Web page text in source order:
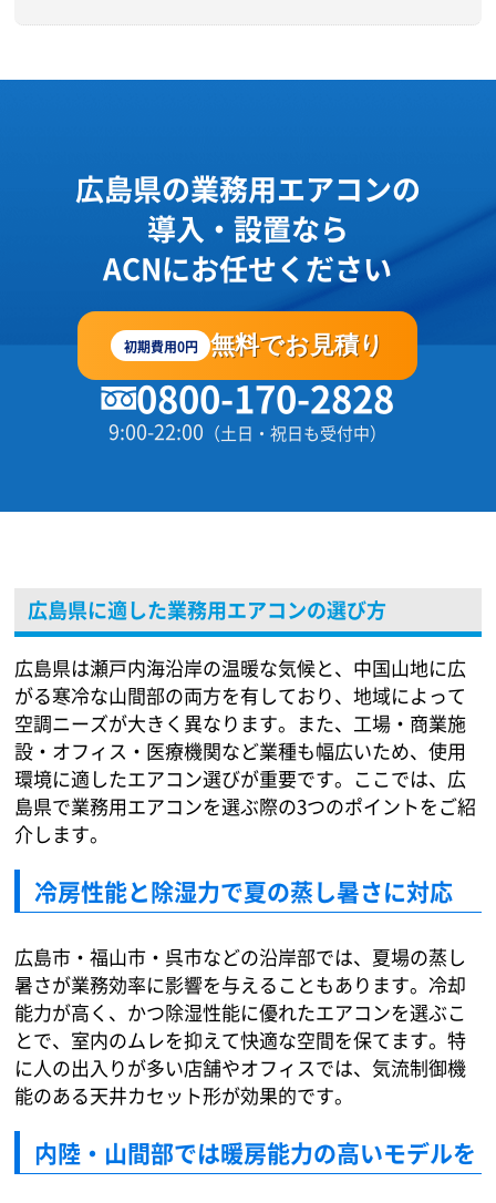
広島県の業務用エアコンの
導入・設置なら
ACNにお任せください
初期費用0円 無料でお見積り
0800-170-2828
9:00-22:00 （土日・祝日も受付中）
広島県に適した業務用エアコンの選び方
広島県は瀬戸内海沿岸の温暖な気候と、中国山地に広
がる寒冷な山間部の両方を有しており、地域によって
空調ニーズが大きく異なります。また、工場・商業施
設・オフィス・医療機関など業種も幅広いため、使用
環境に適したエアコン選びが重要です。ここでは、広
島県で業務用エアコンを選ぶ際の3つのポイントをご紹
介します。
冷房性能と除湿力で夏の蒸し暑さに対応
広島市・福山市・呉市などの沿岸部では、夏場の蒸し
暑さが業務効率に影響を与えることもあります。冷却
能力が高く、かつ除湿性能に優れたエアコンを選ぶこ
とで、室内のムレを抑えて快適な空間を保てます。特
に人の出入りが多い店舗やオフィスでは、気流制御機
能のある天井カセット形が効果的です。
内陸・山間部では暖房能力の高いモデルを